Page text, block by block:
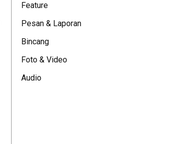
Feature
Pesan & Laporan
Bincang
Foto & Video
Audio